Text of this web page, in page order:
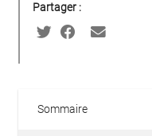
Partager :
Sommaire